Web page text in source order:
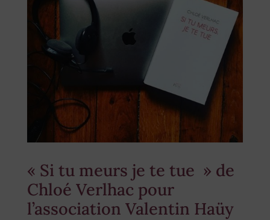
« Si tu meurs je te tue » de
Chloé Verlhac pour
l’association Valentin Haüy